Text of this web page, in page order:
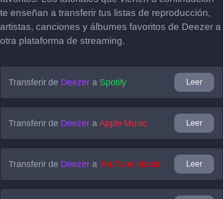
te enseñan a transferir tus listas de reproducción,
artistas, canciones y álbumes favoritos de Deezer a
otra plataforma de streaming.
Transferir de Deezera Spotify Leer
Transferir de Deezera Apple Music Leer
Transferir de Deezera YouTube Music Leer